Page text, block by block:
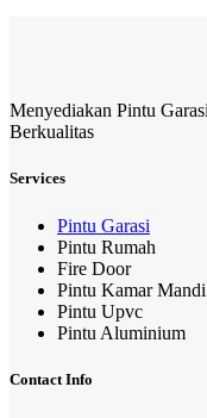
Menyediakan Pintu
Berkualitas
Services
Pintu Garasi
Pintu Rumah
Fire Door
Pintu Kamar Mandi
Pintu Upvc
Pintu Aluminium
Contact Info